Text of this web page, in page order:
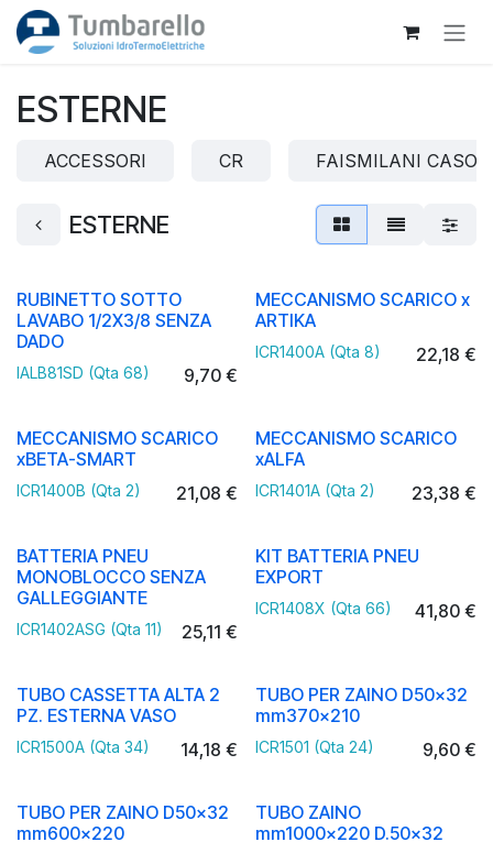
Passa al contenuto
ESTERNE
ACCESSORI CR FAISMILANI
ESTERNE
RUBINETTO SOTTO
LAVABO 1/2X3/8 SENZA
DADO
IALB81SD (Qta 68) 9,70€
MECCANISMO SCARICO x
ARTIKA
ICR1400A (Qta 8) 22,18 €
MECCANISMO SCARICO
xBETA-SMART
ICR1400B (Qta 2) 21,08 €
MECCANISMO SCARICO
xALFA
ICR1401A (Qta 2) 23,38 €
BATTERIA PNEU
MONOBLOCCO SENZA
GALLEGGIANTE
ICR1402ASG (Qta 11) 25,11 €
KIT BATTERIA PNEU
EXPORT
ICR1408X (Qta 66) 41,80€
TUBO CASSETTA ALTA 2
PZ. ESTERNA VASO
ICR1500A (Qta 34) 14,18 €
TUBO PER ZAINO D50x32
mm370x210
ICR1501 (Qta 24) 9,60€
TUBO PER ZAINO D50x32
mm600x220
TUBO ZAINO
mm1000x220 D.50x32